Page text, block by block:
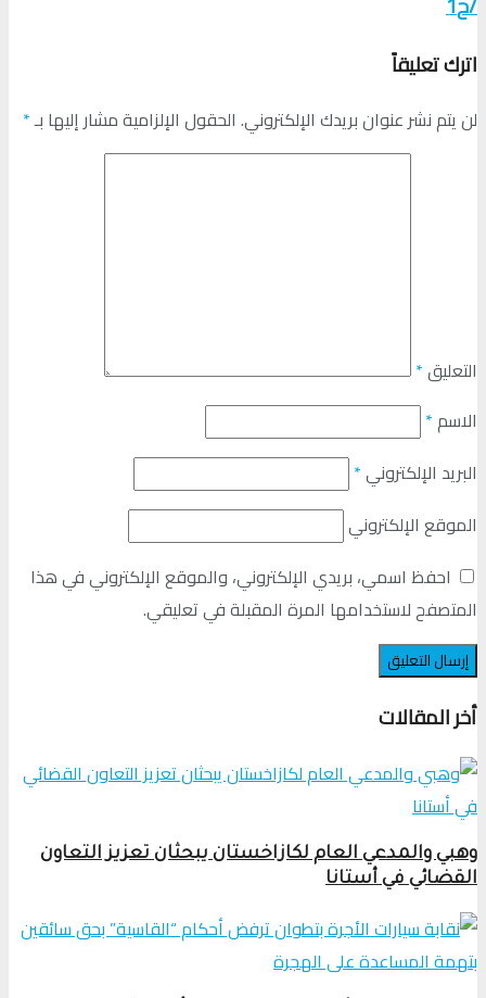
اترك تعليقاً
لن يتم نشر عنوان بريدك الإلكتروني. الحقول الإلزامية مشار إليها بـ*
التعليق*
الاسم*
البريد الإلكتروني*
الموقع الإلكتروني
احفظ اسمي، بريدي الإلكتروني، والموقع الإلكتروني في هذا
المتصفح لاستخدامها المرة المقبلة في تعليقي.
أخر المقالات
وهبي والمدعي العام لكازاخستان يبحثان تعزيز التعاون
القضائي في أستانا